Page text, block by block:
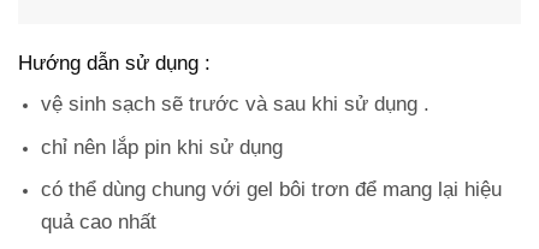
Hướng dẫn sử dụng :
vệ sinh sạch sẽ trước và sau khi sử dụng .
chỉ nên lắp pin khi sử dụng
có thể dùng chung với gel bôi trơn để mang lại hiệu
quả cao nhất